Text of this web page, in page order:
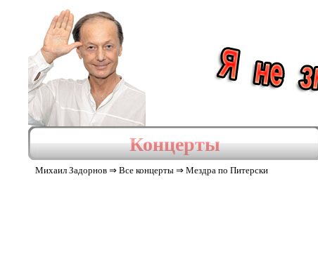
Концерты
Михаил Задорнов ⇒ Все концерты ⇒ Мездра по Питерски